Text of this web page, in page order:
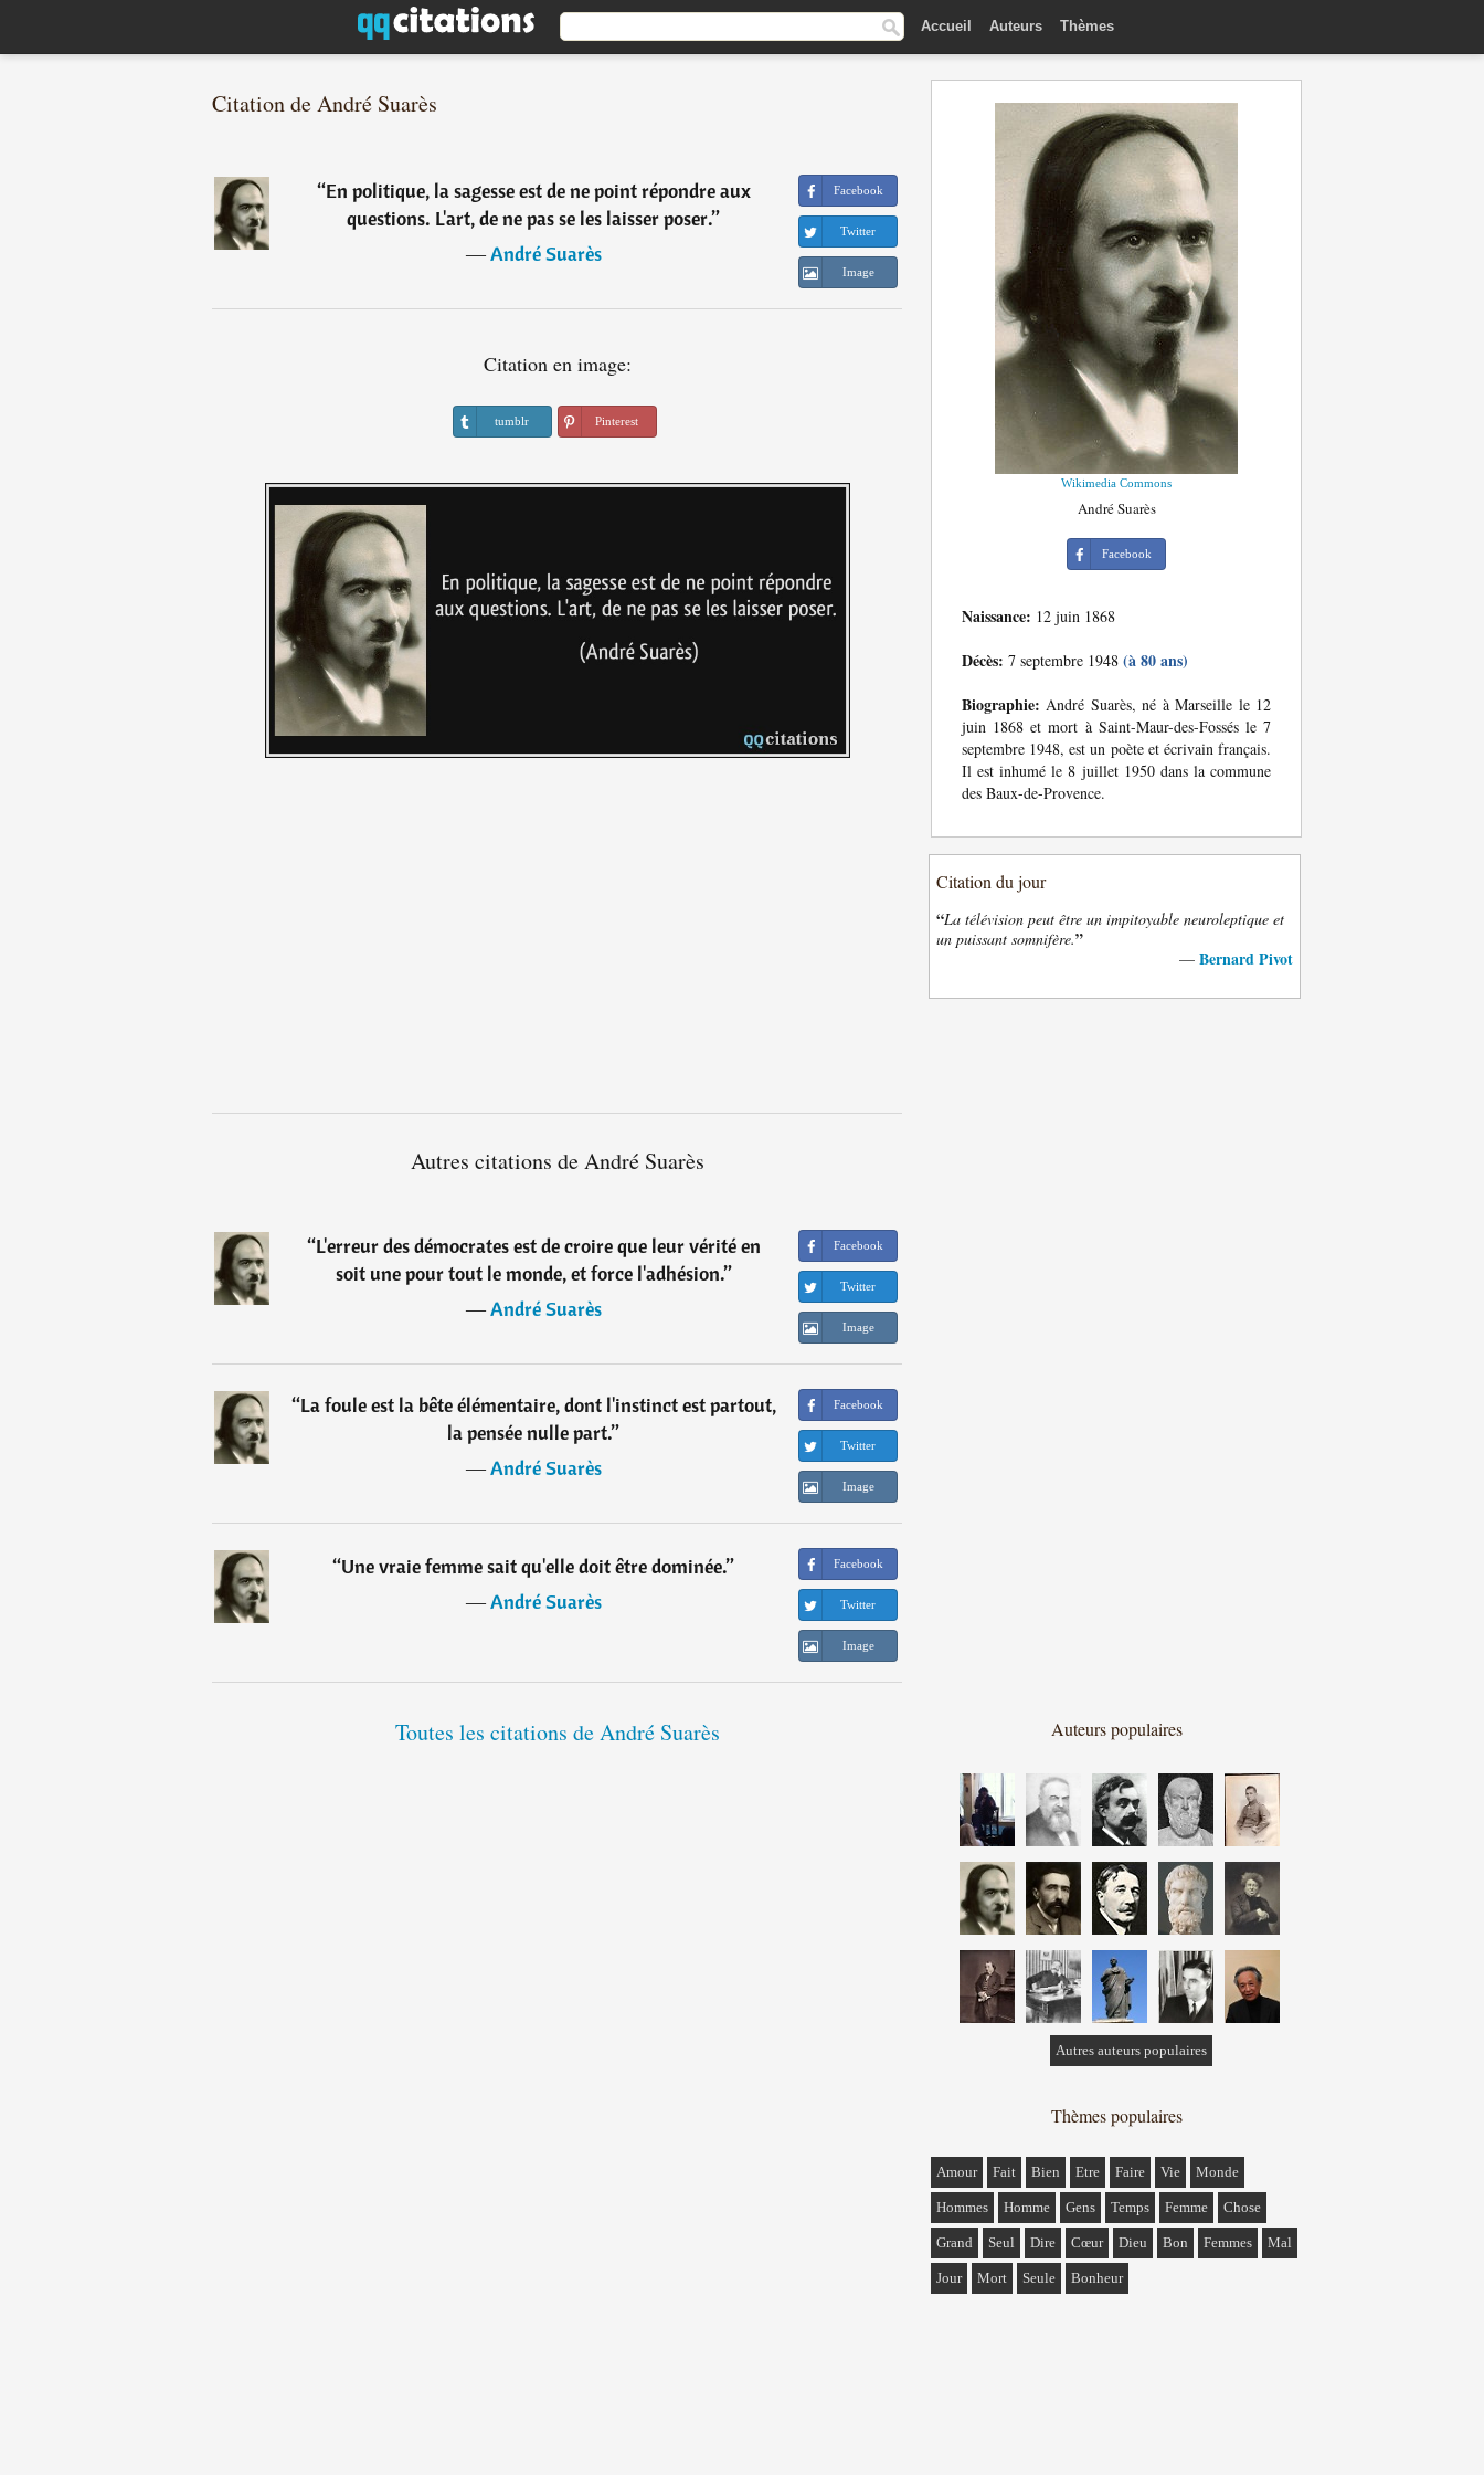
Accueil Auteurs Thèmes
Citation de André Suarès
“En politique, la sagesse est de ne point répondre aux
questions. L'art, de ne pas se les laisser poser.”
―André Suarès
Facebook
Twitter
Image
Citation en image:
tumblr Pinterest
Autres citations de André Suarès
“L'erreur des démocrates est de croire que leur vérité en
soit une pour tout le monde, et force l'adhésion.”
―André Suarès
Facebook
Twitter
Image
“La foule est la bête élémentaire, dont l'instinct est partout,
la pensée nulle part.”
―André Suarès
Facebook
Twitter
Image
“Une vraie femme sait qu'elle doit être dominée.”
―André Suarès
Facebook
Twitter
Image
Toutes les citations de André Suarès
Wikimedia Commons
André Suarès
Facebook
Naissance: 12 juin 1868
Décès: 7 septembre 1948 (à 80 ans)
Biographie: André Suarès, né à Marseille le 12
juin 1868 et mort à Saint-Maur-des-Fossés le 7
septembre 1948, est un poète et écrivain français.
Il est inhumé le 8 juillet 1950 dans la commune
des Baux-de-Provence.
Citation du jour
“La télévision peut être un impitoyable neuroleptique et
un puissant somnifère.”
— Bernard Pivot
Auteurs populaires
Autres auteurs populaires
Thèmes populaires
Amour Fait Bien Etre Faire Vie Monde
Hommes Homme Gens Temps Femme Chose
Grand Seul Dire Cœur Dieu Bon Femmes Mal
Jour Mort Seule Bonheur